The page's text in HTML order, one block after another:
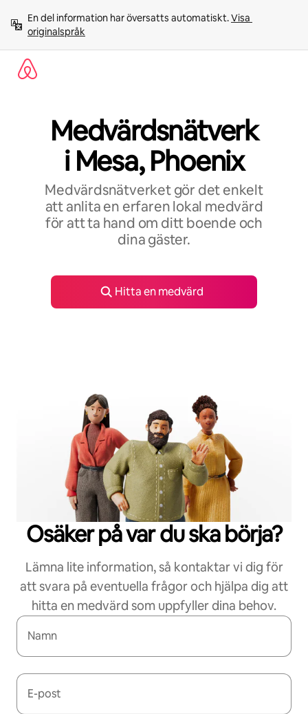
innehåll
En del information har översatts automatiskt. Visa
originalspråk
Medvärdsnätverk
i Mesa, Phoenix
Medvärdsnätverket gör det enkelt
att anlita en erfaren lokal medvärd
för att ta hand om ditt boende och
dina gäster.
Hitta en medvärd
Osäker på var du ska börja?
Lämna lite information, så kontaktar vi dig för
att svara på eventuella frågor och hjälpa dig att
hitta en medvärd som uppfyller dina behov.
Namn
E-post